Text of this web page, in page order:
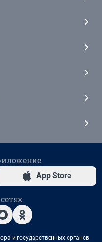
App Store
и государственных органов